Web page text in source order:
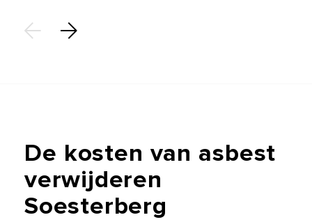
De kosten van asbest
verwijderen
Soesterberg